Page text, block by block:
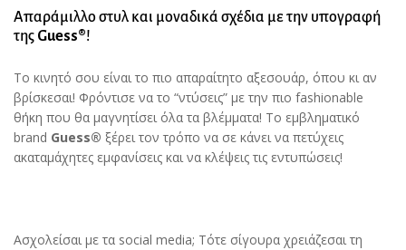
15
Pro
(Glitter
Lilac
–
GUHCP15LPGMCSL)
quantity
Απαράμιλλο στυλ και μοναδικά σχέδια με την υπογραφή
της Guess®!
Το κινητό σου είναι το πιο απαραίτητο αξεσουάρ, όπου κι αν
βρίσκεσαι! Φρόντισε να το “ντύσεις” με την πιο fashionable
θήκη που θα μαγνητίσει όλα τα βλέμματα! Το εμβληματικό
brand Guess® ξέρει τον τρόπο να σε κάνει να πετύχεις
ακαταμάχητες εμφανίσεις και να κλέψεις τις εντυπώσεις!
Ασχολείσαι με τα social media; Τότε σίγουρα χρειάζεσαι τη